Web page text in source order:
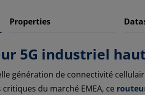
Properties
5G industriel
génération de connectivité
du marché EMEA, ce